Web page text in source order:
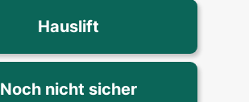
Hauslift
Noch nicht sicher